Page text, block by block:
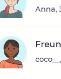
Anna,